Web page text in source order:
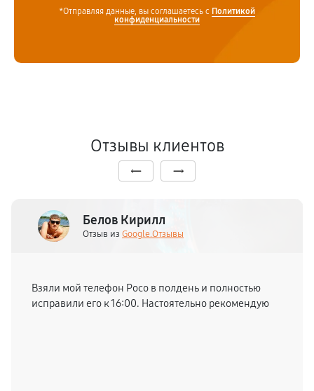
*Отправляя данные, вы соглашаетесь с Политикой
конфиденциальности
Отзывы клиентов
Белов Кирилл
Отзыв из Google.Отзывы
Взяли мой телефон Poco в полдень и полностью
исправили его к 16:00. Настоятельно рекомендую